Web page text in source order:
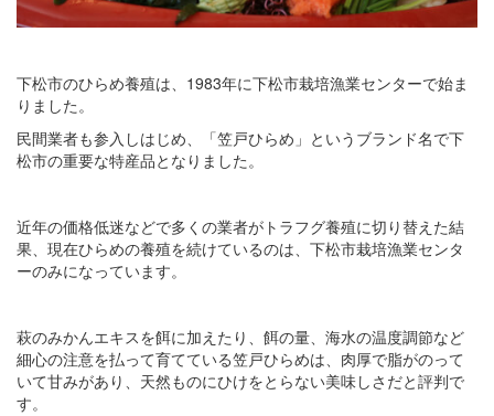
下松市のひらめ養殖は、1983年に下松市栽培漁業センターで始ま
りました。
民間業者も参入しはじめ、「笠戸ひらめ」というブランド名で下
松市の重要な特産品となりました。
近年の価格低迷などで多くの業者がトラフグ養殖に切り替えた結
果、現在ひらめの養殖を続けているのは、下松市栽培漁業センタ
ーのみになっています。
萩のみかんエキスを餌に加えたり、餌の量、海水の温度調節など
細心の注意を払って育てている笠戸ひらめは、肉厚で脂がのって
いて甘みがあり、天然ものにひけをとらない美味しさだと評判で
す。